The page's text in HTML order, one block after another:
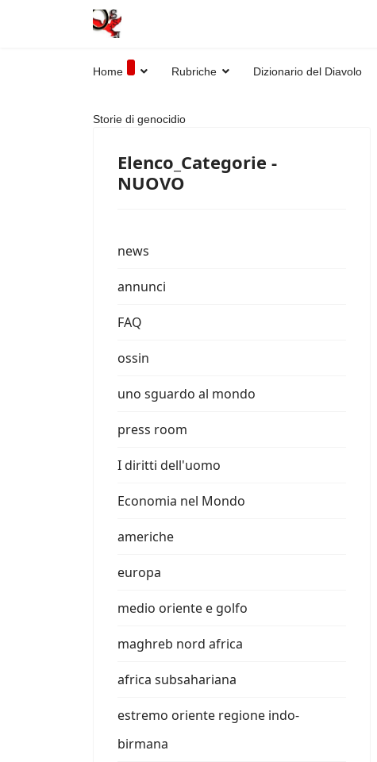
Home Rubriche Dizionario del Diavolo
Storie di genocidio
Elenco_Categorie -
NUOVO
news
annunci
FAQ
ossin
uno sguardo al mondo
press room
I diritti dell'uomo
Economia nel Mondo
americhe
europa
medio oriente e golfo
maghreb nord africa
africa subsahariana
estremo oriente regione indo-
birmana